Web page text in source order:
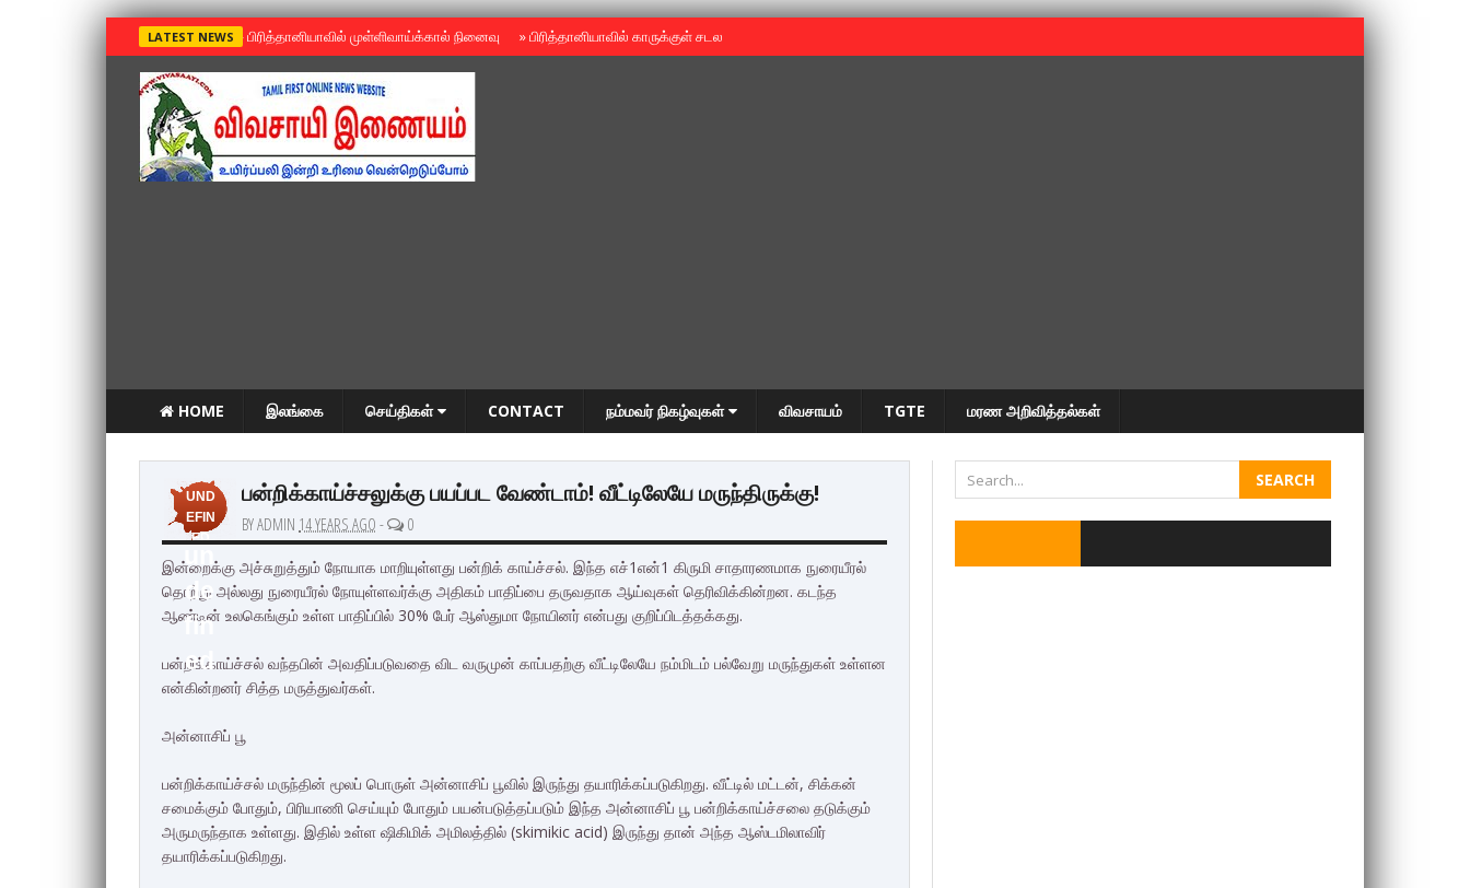
LATEST NEWS »பிரித்தானியாவில் முள்ளிவாய்க்கால் நினைவு »பிரித்தானியாவில் காருக்குள் சடலம் -தமிழருடையதா ?
HOME இலங்கை செய்திகள் CONTACT நம்மவர் நிகழ்வுகள் விவசாயம் TGTE மரண அறிவித்தல்கள்
UND
EFIN
ED
un
de
fin
ed
பன்றிக்காய்ச்சலுக்கு பயப்பட வேண்டாம்! வீட்டிலேயே மருந்திருக்கு!
BY ADMIN 14 YEARS AGO - 0
இன்றைக்கு அச்சுறுத்தும் நோயாக மாறியுள்ளது பன்றிக் காய்ச்சல். இந்த எச்1என்1 கிருமி சாதாரணமாக நுரையீரல்
தொற்று அல்லது நுரையீரல் நோயுள்ளவர்க்கு அதிகம் பாதிப்பை தருவதாக ஆய்வுகள் தெரிவிக்கின்றன. கடந்த
ஆண்டின் உலகெங்கும் உள்ள பாதிப்பில் 30% பேர் ஆஸ்துமா நோயினர் என்பது குறிப்பிடத்தக்கது.
பன்றிக்காய்ச்சல் வந்தபின் அவதிப்படுவதை விட வருமுன் காப்பதற்கு வீட்டிலேயே நம்மிடம் பல்வேறு மருந்துகள் உள்ளன
என்கின்றனர் சித்த மருத்துவர்கள்.
அன்னாசிப் பூ
பன்றிக்காய்ச்சல் மருந்தின் மூலப் பொருள் அன்னாசிப் பூவில் இருந்து தயாரிக்கப்படுகிறது. வீட்டில் மட்டன், சிக்கன்
சமைக்கும் போதும், பிரியாணி செய்யும் போதும் பயன்படுத்தப்படும் இந்த அன்னாசிப் பூ பன்றிக்காய்ச்சலை தடுக்கும்
அருமருந்தாக உள்ளது. இதில் உள்ள ஷிகிமிக் அமிலத்தில் (skimikic acid) இருந்து தான் அந்த ஆஸ்டமிலாவிர்
தயாரிக்கப்படுகிறது.